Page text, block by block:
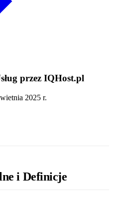
przez IQHost.pl
2025 r.
i Definicje